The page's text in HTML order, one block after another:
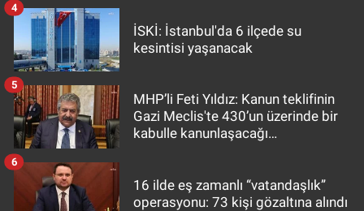
İSKİ: İstanbul'da 6 ilçede su
kesintisi yaşanacak
4
MHP’li Feti Yıldız: Kanun teklifinin
Gazi Meclis'te 430’un üzerinde bir
kabulle kanunlaşacağı
5
16 ilde eş zamanlı “vatandaşlık”
operasyonu: 73 kişi gözaltına alındı
6